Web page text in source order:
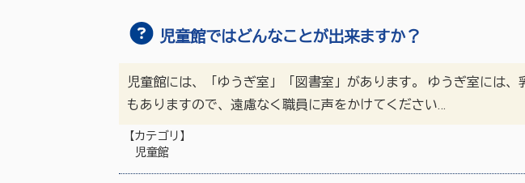
児童館ではどんなことが出来ますか？
児童館には、「ゆうぎ室」「図書室」があります。 ゆうぎ室には
もありますので、遠慮なく職員に声をかけてください…
【カテゴリ】
児童館